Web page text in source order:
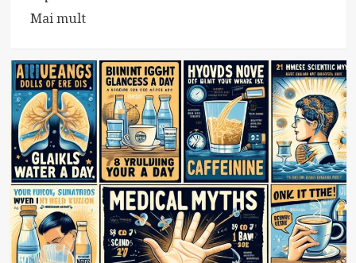
Mai multRead
about
Balonarea:
Cauze,
Simptome
și
Tratamente